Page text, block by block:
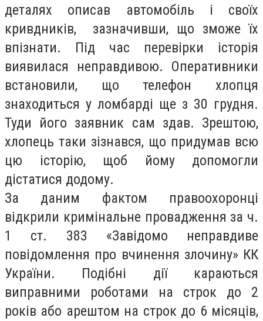
деталях описав автомобіль і своїх
кривдників, зазначивши, що зможе їх
впізнати. Під час перевірки історія
виявилася неправдивою. Оперативники
встановили, що телефон хлопця
знаходиться у ломбарді ще з 30 грудня.
Туди його заявник сам здав. Зрештою,
хлопець таки зізнався, що придумав всю
цю історію, щоб йому допомогли
дістатися додому.
За даним фактом правоохоронці
відкрили кримінальне провадження за ч.
1 ст. 383 «Завідомо неправдиве
повідомлення про вчинення злочину» КК
України. Подібні дії караються
виправними роботами на строк до 2
років або арештом на строк до 6 місяців,